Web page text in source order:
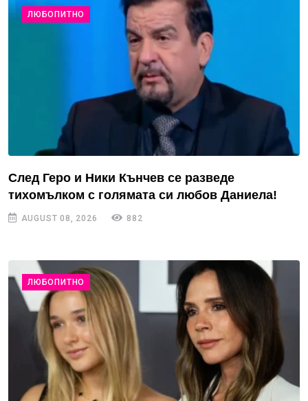
ЛЮБОПИТНО
След Геро и Ники Кънчев се разведе
тихомълком с голямата си любов Даниела!
AUGUST 08, 2026 882
ЛЮБОПИТНО